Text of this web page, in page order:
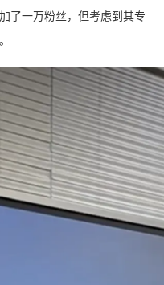
了一万粉丝，但考虑到其专